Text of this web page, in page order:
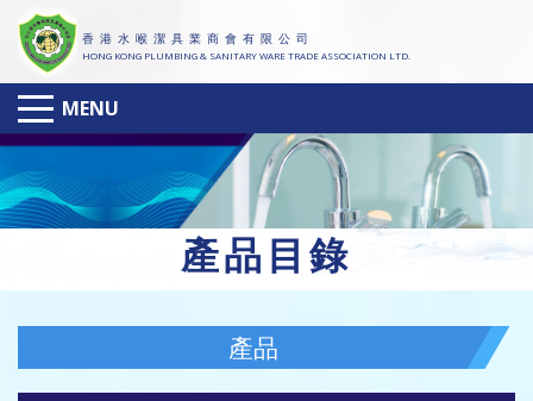
香 港 水 喉 潔 具 業 商 會 有 限 公 司
HONG KONG PLUMBING & SANITARY WARE TRADE ASSOCIATION LTD.
MENU
產品目錄
產品